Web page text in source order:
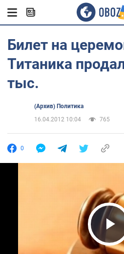
Билет на
Титаника
тыс.
(Архив) Политика
16.04.2012 10:04
765
0